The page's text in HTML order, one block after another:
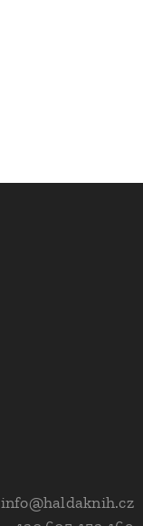
info@haldaknih.cz